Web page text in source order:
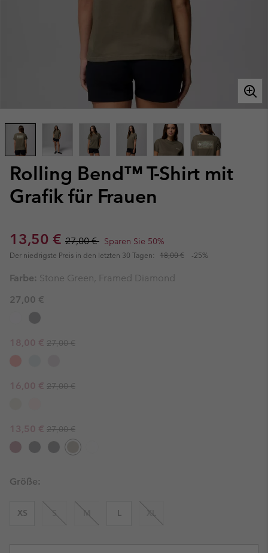
Rolling Bend™ T-Shirt mit
Grafik für Frauen
Sale price:
13,50 € Regular price:
27,00 € Sparen Sie 50%
Der niedrigste Preis in den letzten 30 Tagen: 18,00 € -25%
Farbe: Stone Green, Framed Diamond
27,00 €
Sale price:
18,00 € Regular price:
27,00 €
Sale price:
16,00 € Regular price:
27,00 €
Sale price:
13,50 € Regular price:
27,00 €
Größe:
XS S M L XL